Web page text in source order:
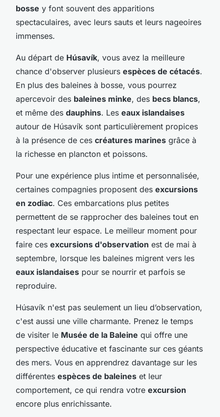
bosse y font souvent des apparitions
spectaculaires, avec leurs sauts et leurs nageoires
immenses.
Au départ de Húsavík, vous avez la meilleure
chance d'observer plusieurs espèces de cétacés.
En plus des baleines à bosse, vous pourrez
apercevoir des baleines minke, des becs blancs,
et même des dauphins. Les eaux islandaises
autour de Húsavík sont particulièrement propices
à la présence de ces créatures marines grâce à
la richesse en plancton et poissons.
Pour une expérience plus intime et personnalisée,
certaines compagnies proposent des excursions
en zodiac. Ces embarcations plus petites
permettent de se rapprocher des baleines tout en
respectant leur espace. Le meilleur moment pour
faire ces excursions d'observation est de mai à
septembre, lorsque les baleines migrent vers les
eaux islandaises pour se nourrir et parfois se
reproduire.
Húsavík n'est pas seulement un lieu d’observation,
c'est aussi une ville charmante. Prenez le temps
de visiter le Musée de la Baleine qui offre une
perspective éducative et fascinante sur ces géants
des mers. Vous en apprendrez davantage sur les
différentes espèces de baleines et leur
comportement, ce qui rendra votre excursion
encore plus enrichissante.